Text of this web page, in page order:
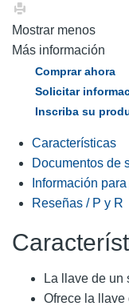
Mostrar menos
Más información
Comprar ahora
Solicitar
Inscriba su
Características
Documentos de
Información
Reseñas / P y R
La llave de un
Ofrece la llave